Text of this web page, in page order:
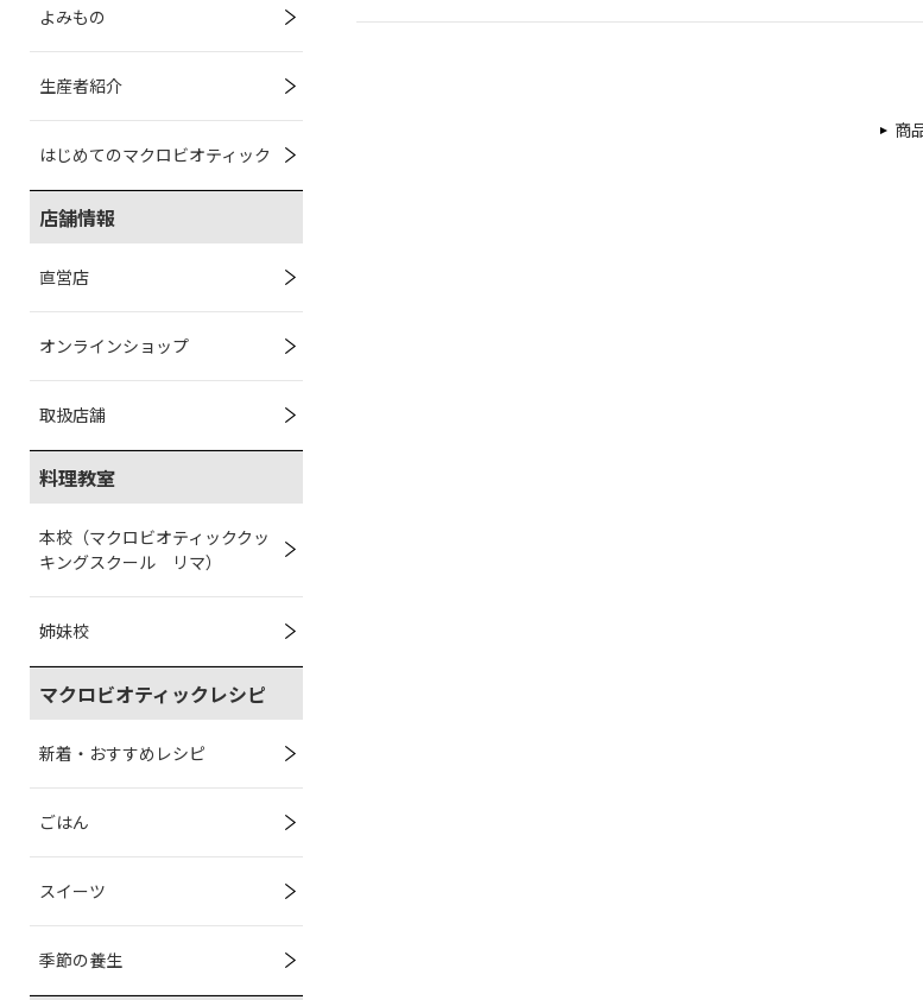
よみもの
生産者紹介
はじめてのマクロビオティック
店舗情報
直営店
オンラインショップ
取扱店舗
料理教室
本校（マクロビオティッククッ
キングスクール リマ）
姉妹校
マクロビオティックレシピ
新着・おすすめレシピ
ごはん
スイーツ
季節の養生
商